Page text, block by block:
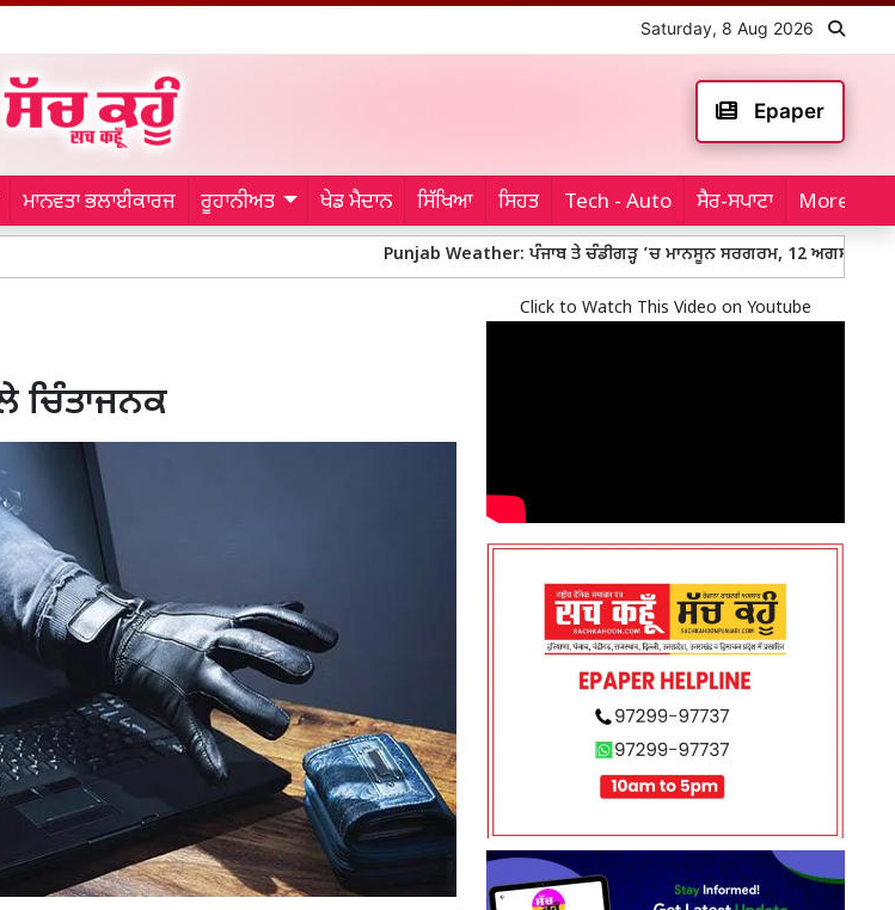
Saturday, 8 Aug 2026
Epaper
ਮਾਨਵਤਾ ਭਲਾਈਕਾਰਜ ਰੂਹਾਨੀਅਤ ਖੇਡ ਮੈਦਾਨ ਸਿੱਖਿਆ ਸਿਹਤ Tech - Auto ਸੈਰ-ਸਪਾਟਾ More...
Punjab Weather: ਪੰਜਾਬ ਤੇ ਚੰਡੀਗੜ੍ਹ ’ਚ ਮਾਨਸੂਨ ਸਰਗਰਮ, 12 ਅਗਸਤ ਤੱਕ ਮੀਂਹ ਦੀ
ਚਿੰਤਾਜਨਕ
Click to Watch This Video on Youtube